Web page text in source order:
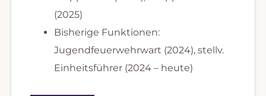
(2025)
Bisherige Funktionen:
Jugendfeuerwehrwart (2024), stellv.
Einheitsführer (2024 – heute)